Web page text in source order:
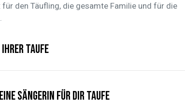
für den Täufling, die gesamte Familie und für die
Ihrer Taufe
Sängerin für dir Taufe